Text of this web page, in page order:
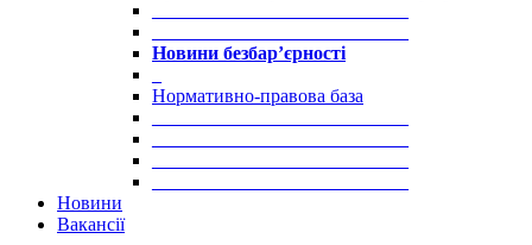
Новини безбар’єрності
Нормативно-правова база
Новини
Вакансії